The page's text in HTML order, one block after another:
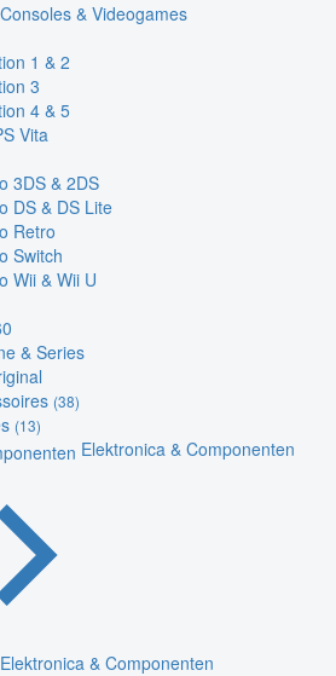
& Videogames
1 & 2
3
4 & 5
Vita
3DS & 2DS
DS & DS Lite
Retro
Switch
Wii & Wii U
& Series
(38)
(13)
Elektronica & Componenten
& Componenten